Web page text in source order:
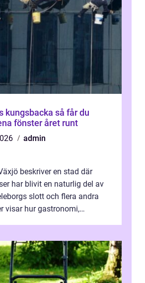
så får du
fönster året runt
admin
beskriver en stad där
har blivit en naturlig del av
slott och flera andra
visar hur gastronomi,